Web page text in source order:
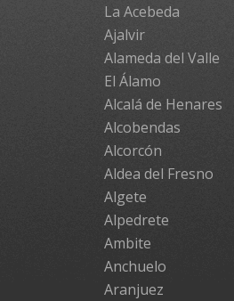
La Acebeda
Ajalvir
Alameda del Valle
El Álamo
Alcalá de Henares
Alcobendas
Alcorcón
Aldea del Fresno
Algete
Alpedrete
Ambite
Anchuelo
Aranjuez